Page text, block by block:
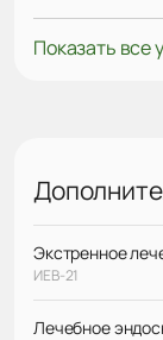
Показать все
Экстренное
ИЕВ-21
Лечебное